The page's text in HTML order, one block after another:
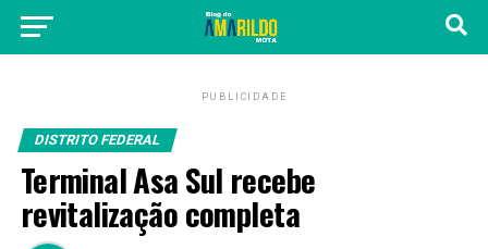
PUBLICIDADE
DISTRITO FEDERAL
Terminal Asa Sul recebe
revitalização completa